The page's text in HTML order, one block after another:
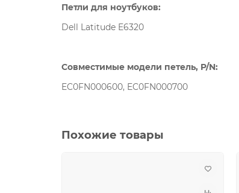
Петли для ноутбуков:
Dell Latitude E6320
Совместимые модели петель, P/N:
EC0FN000600, EC0FN000700
Похожие товары